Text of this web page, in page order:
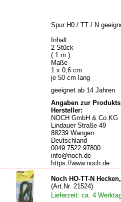
Spur H0 / TT / N
Inhalt
2 Stück
( 1 m )
Maße
1 x 0,6 cm
je 50 cm lang
geeignet ab 14 Jahren
Angaben zur
Hersteller:
NOCH GmbH & Co.KG
Lindauer Straße 49
88239 Wangen
Deutschland
0049 7522 97800
info@noch.de
https://www.noch.de
Noch HO-TT-N
(Art.Nr. 21524)
Lieferzeit: ca. 4